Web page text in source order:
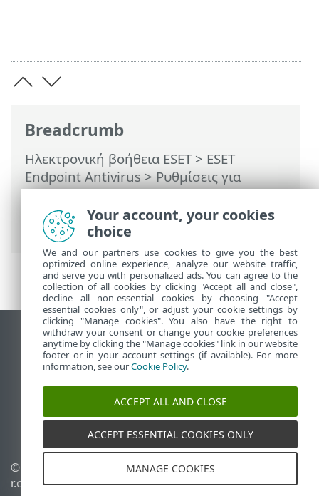
Breadcrumb
Ηλεκτρονική βοήθεια ESET> ESET
Endpoint Antivirus>Ρυθμίσεις για
προχωρημένους>Προστασίες>
Προστασία ηλεκτρονικής αλληλογραφίας
> Προστασία γραμματοκιβωτίου
Προβολή ιστότοπου επιφάνειας εργασίας
End of Life
Γνωσιακή βάση ESET
Ομάδα συζήτησης ESET
ESET Status Portal
Τοπική υποστήριξη
© 1992 - 2026 ESET, spol. s
r.o. - Με την επιφύλαξη
Διαχείριση cookies
Πολιτική cookie
Your account, your cookies
choice
We and our partners use cookies to give you the best
optimized online experience, analyze our website traffic,
and serve you with personalized ads. You can agree to the
collection of all cookies by clicking "Accept all and close",
decline all non-essential cookies by choosing "Accept
essential cookies only", or adjust your cookie settings by
clicking "Manage cookies". You also have the right to
withdraw your consent or change your cookie preferences
anytime by clicking the "Manage cookies" link in our website
footer or in your account settings (if available). For more
information, see ourCookie Policy.
ACCEPT ALL AND CLOSE
ACCEPT ESSENTIAL COOKIES ONLY
MANAGE COOKIES